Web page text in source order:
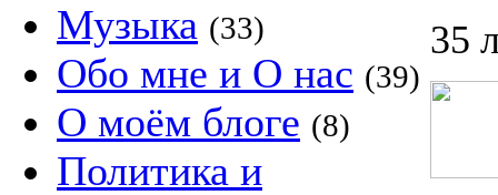
Музыка (33)
Обо мне и О нас (39)
О моём блоге (8)
Политика и
35